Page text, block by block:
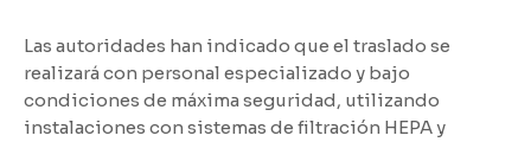
Las autoridades han indicado que el traslado se
realizará con personal especializado y bajo
condiciones de máxima seguridad, utilizando
instalaciones con sistemas de filtración HEPA y